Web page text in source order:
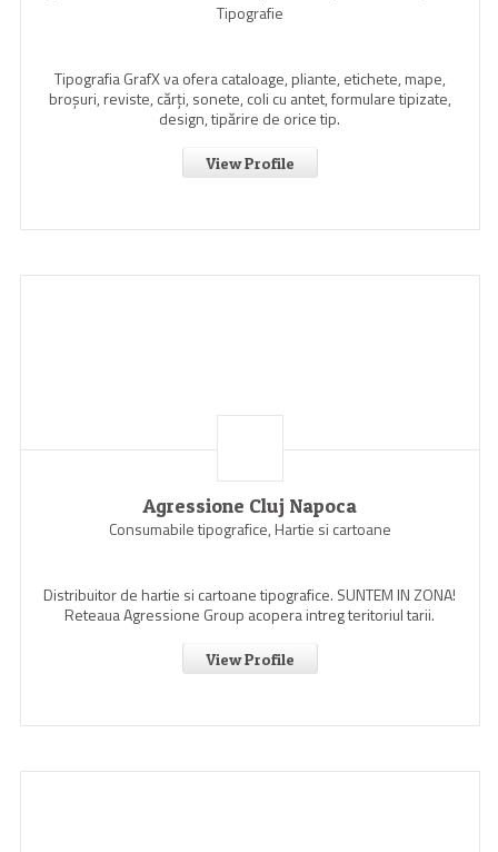
Tipografie
Tipografia GrafX va ofera cataloage, pliante, etichete, mape,
broşuri, reviste, cărţi, sonete, coli cu antet, formulare tipizate,
design, tipărire de orice tip.
View Profile
Agressione Cluj Napoca
Consumabile tipografice, Hartie si cartoane
Distribuitor de hartie si cartoane tipografice. SUNTEM IN ZONA!
Reteaua Agressione Group acopera intreg teritoriul tarii.
View Profile